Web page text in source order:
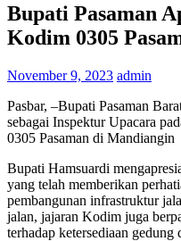
Bupati Pasaman
Kodim 0305
November 9, 2023 admin
Pasbar, –Bupati Pasaman
sebagai Inspektur Upacara
0305 Pasaman di Mandiangin
Bupati Hamsuardi
yang telah memberikan
pembangunan infrastruktur
jalan, jajaran Kodim juga
terhadap ketersediaan